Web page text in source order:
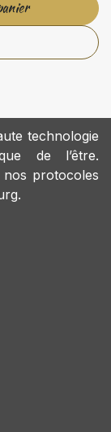
technologie
de l’être.
nos protocoles